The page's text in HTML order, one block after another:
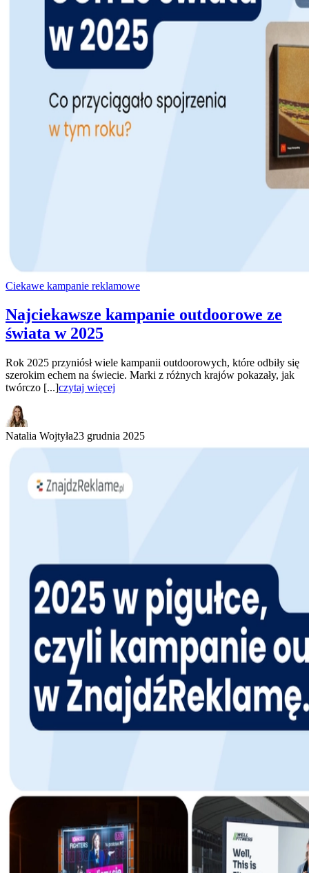
Ciekawe kampanie reklamowe
Najciekawsze kampanie outdoorowe ze
świata w 2025
Rok 2025 przyniósł wiele kampanii outdoorowych, które odbiły się
szerokim echem na świecie. Marki z różnych krajów pokazały, jak
twórczo [...]czytaj więcej
Natalia Wojtyła23 grudnia 2025